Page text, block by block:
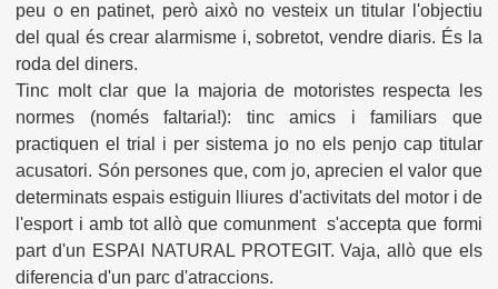
peu o en patinet, però això no vesteix un titular l'objectiu
del qual és crear alarmisme i, sobretot, vendre diaris. És la
roda del diners.
Tinc molt clar que la majoria de motoristes respecta les
normes (només faltaria!): tinc amics i familiars que
practiquen el trial i per sistema jo no els penjo cap titular
acusatori. Són persones que, com jo, aprecien el valor que
determinats espais estiguin lliures d'activitats del motor i de
l'esport i amb tot allò que comunment s'accepta que formi
part d'un ESPAI NATURAL PROTEGIT. Vaja, allò que els
diferencia d'un parc d'atraccions.